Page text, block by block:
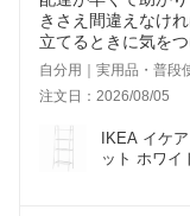
きさえ間違えなけ
立てるときに気を
自分用｜実用品・普段
注文日：2026/08/05
IKEA イケ
ット ホワイ